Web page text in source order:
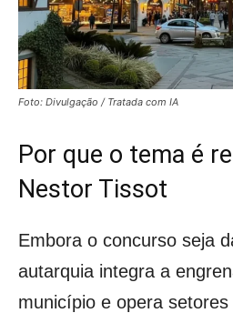
Foto: Divulgação / Tratada com IA
Por que o tema é
Nestor Tissot
Embora o concurso seja
autarquia integra a
município e opera